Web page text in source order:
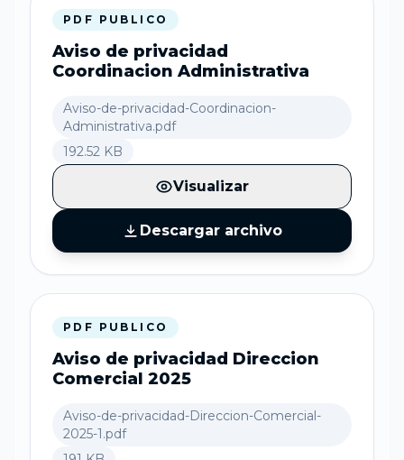
PDF PUBLICO
Aviso de privacidad
Coordinacion Administrativa
Aviso-de-privacidad-Coordinacion-
Administrativa.pdf
192.52 KB
Visualizar
Descargar archivo
PDF PUBLICO
Aviso de privacidad Direccion
Comercial 2025
Aviso-de-privacidad-Direccion-Comercial-
2025-1.pdf